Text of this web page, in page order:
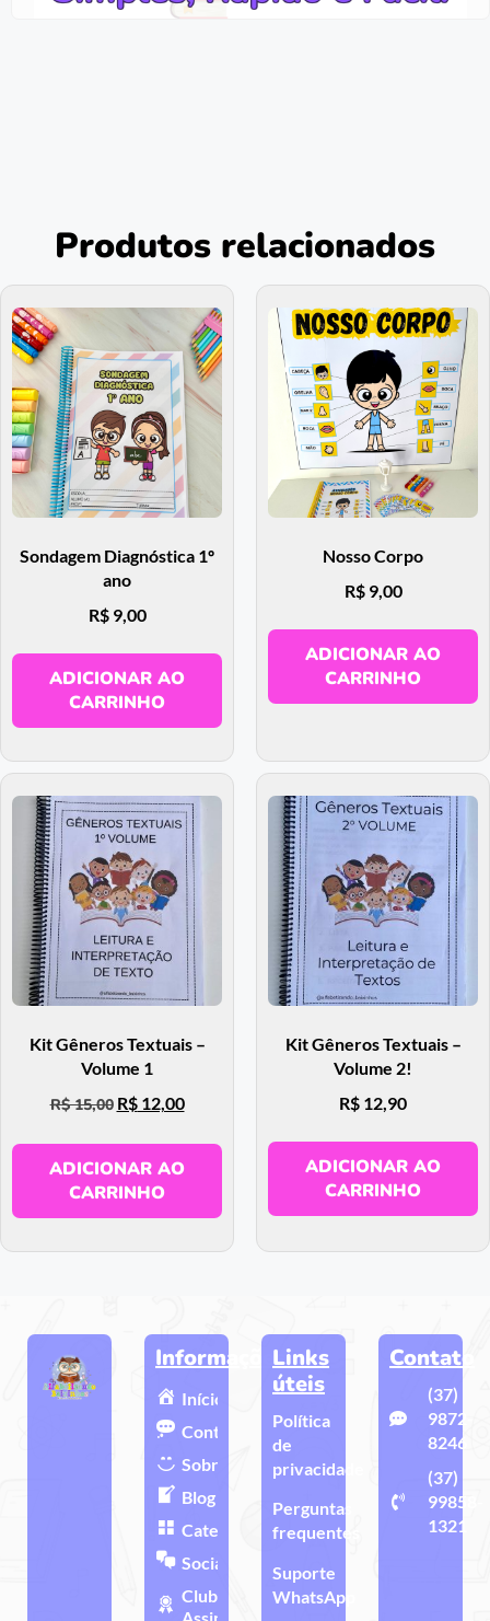
Produtos relacionados
Sondagem Diagnóstica 1º
ano
R$9,00
ADICIONAR AO
CARRINHO
Nosso Corpo
R$9,00
ADICIONAR AO
CARRINHO
Kit Gêneros Textuais –
Volume 1
R$15,00 R$12,00
ADICIONAR AO
CARRINHO
Kit Gêneros Textuais –
Volume 2!
R$ 12,90
ADICIONAR AO
CARRINHO
Informações
Início
Contato
Sobre
Blog
Categorias
Sociais
Clube de
Links
úteis
Política
de
privacidade
Perguntas
frequentes
Suporte
WhatsApp
Contato
(37)
9872-
8246
(37)
99858-
1321